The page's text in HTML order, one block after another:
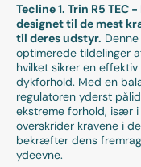
Tecline 1. Trin R5 TEC
designet til de mest
til deres udstyr.
optimerede tildelinger
hvilket sikrer en
dykforhold. Med en
regulatoren yderst
ekstreme forhold, især i
overskrider kravene i
bekræfter dens
ydeevne.